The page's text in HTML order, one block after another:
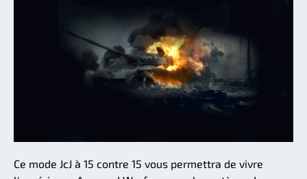
Ce mode JcJ à 15 contre 15 vous permettra de vivre